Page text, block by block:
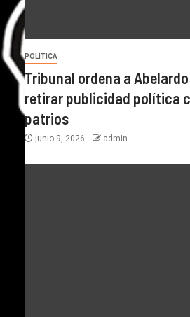
POLÍTICA
Tribunal ordena a
retirar publicidad política
patrios
junio 9, 2026 admin